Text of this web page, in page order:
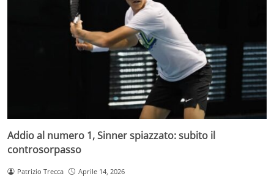
Addio al numero 1, Sinner spiazzato: subito il
controsorpasso
Patrizio Trecca Aprile 14, 2026